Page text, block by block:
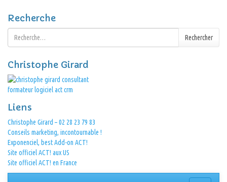
Recherche
Rechercher :
Rechercher
Christophe Girard
Liens
Christophe Girard – 02 28 23 79 83
Conseils marketing, incontournable !
Exponenciel, best Add-on ACT!
Site officiel ACT! aux US
Site officiel ACT! en France